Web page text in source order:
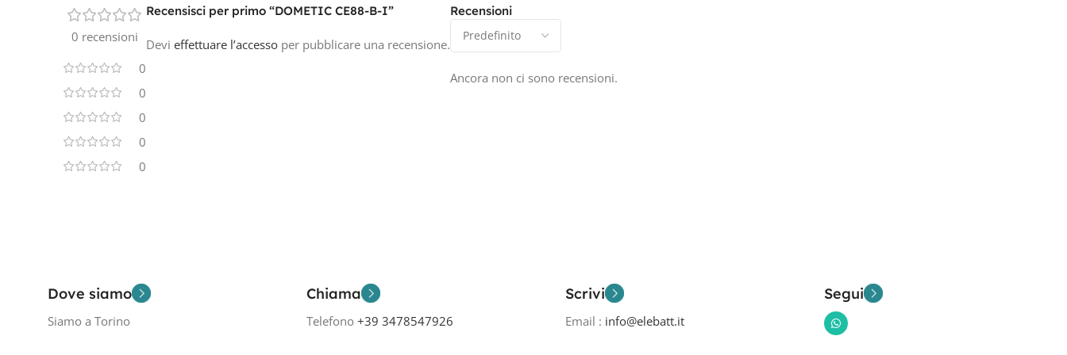
0 recensioni
0
0
0
0
0
Recensioni
Ancora non ci sono recensioni.
Recensisci per primo “DOMETIC CE88-B-I”
Devi effettuare l’accesso per pubblicare una recensione.
Dove siamo
Siamo a Torino
Chiama
Telefono +39 3478547926
Scrivi
Email : info@elebatt.it
Segui